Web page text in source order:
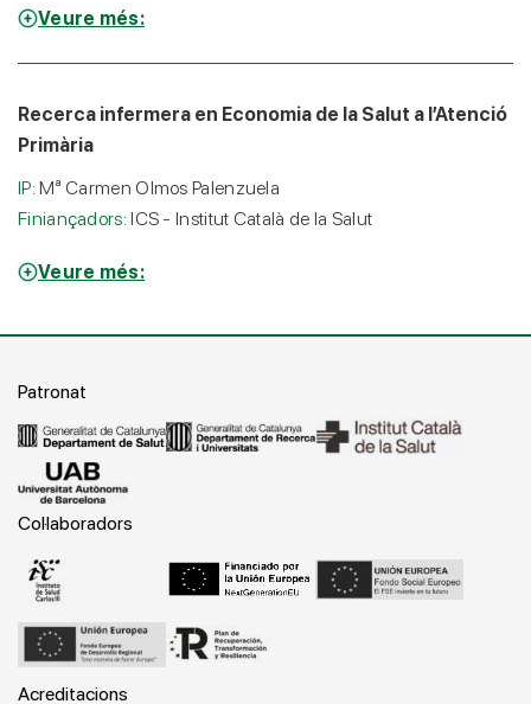
Veure més:
Recerca infermera en Economia de la Salut a l’Atenció
Primària
IP:Mª Carmen Olmos Palenzuela
Finiançadors:ICS - Institut Català de la Salut
Veure més:
Patronat
Col·laboradors
Acreditacions